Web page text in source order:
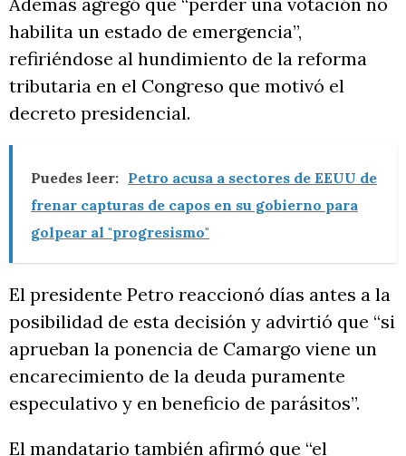
habilita un estado de emergencia”,
refiriéndose al hundimiento de la reforma
tributaria en el Congreso que motivó el
decreto presidencial.
Puedes leer: Petro acusa a sectores de EEUU de
frenar capturas de capos en su gobierno para
golpear al "progresismo"
El presidente Petro reaccionó días antes a la
posibilidad de esta decisión y advirtió que “si
aprueban la ponencia de Camargo viene un
encarecimiento de la deuda puramente
especulativo y en beneficio de parásitos”.
El mandatario también afirmó que “el